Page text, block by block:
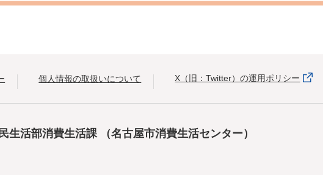
個人情報の取扱いについて X（旧：Twitter）の運用ポリシー
生活部消費生活課（名古屋市消費生活センター）